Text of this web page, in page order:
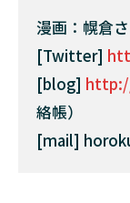
漫画：幌倉
[Twitter]
[blog]
絡帳）
[mail]